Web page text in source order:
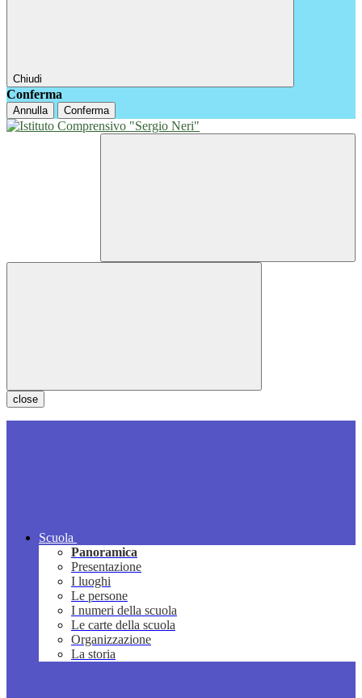
Chiudi
Conferma
Annulla Conferma
close
Scuola
Panoramica
Presentazione
I luoghi
Le persone
I numeri della scuola
Le carte della scuola
Organizzazione
La storia